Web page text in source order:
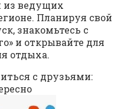
из ведущих
Планируя свой
знакомьтесь с
и открывайте для
отдыха.
с друзьями: